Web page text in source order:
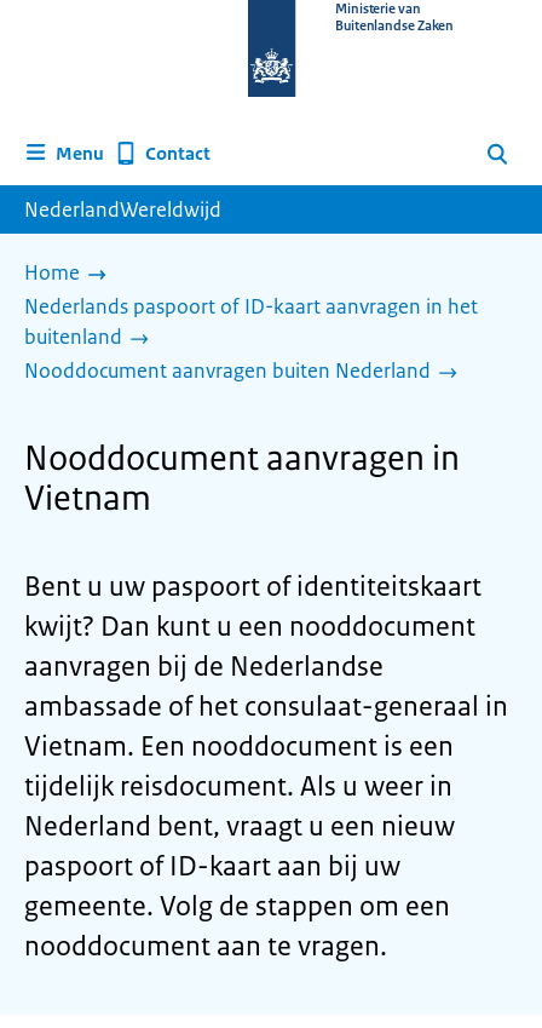
homepage
Ministerie van
Buitenlandse Zaken
Menu Contact Zoeken
NederlandWereldwijd
Home
Nederlands paspoort of ID-kaart aanvragen in het
buitenland
Nooddocument aanvragen buiten Nederland
Nooddocument aanvragen in
Vietnam
Bent u uw paspoort of identiteitskaart
kwijt? Dan kunt u een nooddocument
aanvragen bij de Nederlandse
ambassade of het consulaat-generaal in
Vietnam. Een nooddocument is een
tijdelijk reisdocument. Als u weer in
Nederland bent, vraagt u een nieuw
paspoort of ID-kaart aan bij uw
gemeente. Volg de stappen om een
nooddocument aan te vragen.